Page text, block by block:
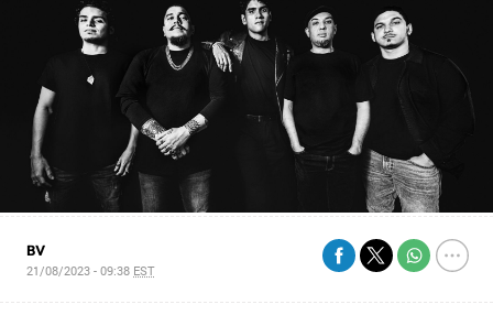
BV
21/08/2023 - 09:38 EST